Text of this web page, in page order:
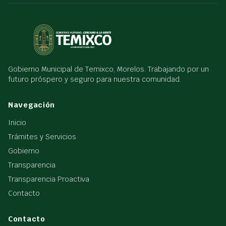
Gobierno Municipal de Temixco, Morelos. Trabajando por un
futuro próspero y seguro para nuestra comunidad.
Navegación
Inicio
Trámites y Servicios
Gobierno
Transparencia
Transparencia Proactiva
Contacto
Contacto